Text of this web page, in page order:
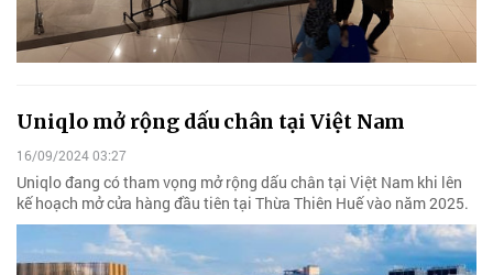
Uniqlo mở rộng dấu chân tại Việt Nam
16/09/2024 03:27
Uniqlo đang có tham vọng mở rộng dấu chân tại Việt Nam khi lên
kế hoạch mở cửa hàng đầu tiên tại Thừa Thiên Huế vào năm 2025.